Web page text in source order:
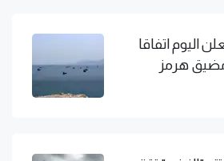
اليوم اتفاقا
مضيق هرمز